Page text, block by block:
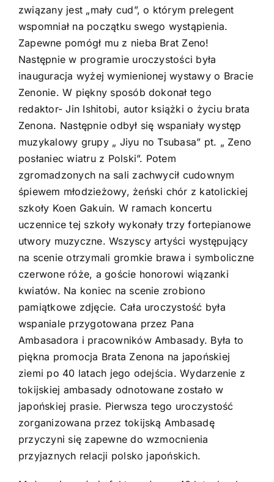
związany jest „mały cud”, o którym prelegent
wspomniał na początku swego wystąpienia.
Zapewne pomógł mu z nieba Brat Zeno!
Następnie w programie uroczystości była
inauguracja wyżej wymienionej wystawy o Bracie
Zenonie. W piękny sposób dokonał tego
redaktor- Jin Ishitobi, autor książki o życiu brata
Zenona. Następnie odbył się wspaniały występ
muzykalowy grupy „ Jiyu no Tsubasa” pt. „ Zeno
posłaniec wiatru z Polski”. Potem
zgromadzonych na sali zachwycił cudownym
śpiewem młodzieżowy, żeński chór z katolickiej
szkoły Koen Gakuin. W ramach koncertu
uczennice tej szkoły wykonały trzy fortepianowe
utwory muzyczne. Wszyscy artyści występujący
na scenie otrzymali gromkie brawa i symboliczne
czerwone róże, a goście honorowi wiązanki
kwiatów. Na koniec na scenie zrobiono
pamiątkowe zdjęcie. Cała uroczystość była
wspaniale przygotowana przez Pana
Ambasadora i pracowników Ambasady. Była to
piękna promocja Brata Zenona na japońskiej
ziemi po 40 latach jego odejścia. Wydarzenie z
tokijskiej ambasady odnotowane zostało w
japońskiej prasie. Pierwsza tego uroczystość
zorganizowana przez tokijską Ambasadę
przyczyni się zapewne do wzmocnienia
przyjaznych relacji polsko japońskich.